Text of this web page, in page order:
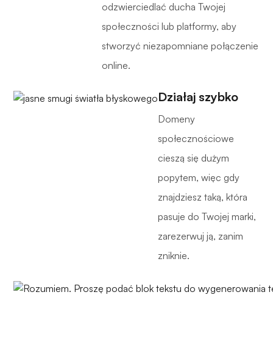
odzwierciedlać ducha Twojej
społeczności lub platformy, aby
stworzyć niezapomniane połączenie
online.
Działaj szybko
Domeny
społecznościowe
cieszą się dużym
popytem, więc gdy
znajdziesz taką, która
pasuje do Twojej marki,
zarezerwuj ją, zanim
zniknie.